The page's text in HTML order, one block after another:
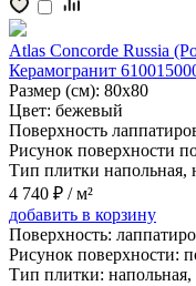
Atlas Concorde Russia
Керамогранит
Размер (см): 80x80
Цвет: бежевый
Поверхность
Рисунок поверхности
Тип плитки напольная,
4 740 ₽ / м²
добавить в корзину
Поверхность:
Рисунок поверхности:
Тип плитки: напольная,